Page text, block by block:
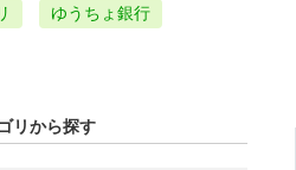
ゆうちょ銀行
リから探す